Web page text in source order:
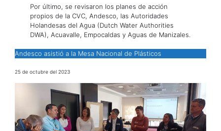
Por último, se revisaron los planes de acción
propios de la CVC, Andesco, las Autoridades
Holandesas del Agua (Dutch Water Authorities
DWA), Acuavalle, Empocaldas y Aguas de Manizales.
Andesco asistió a la Mesa Nacional de Plásticos
25 de octubre del 2023